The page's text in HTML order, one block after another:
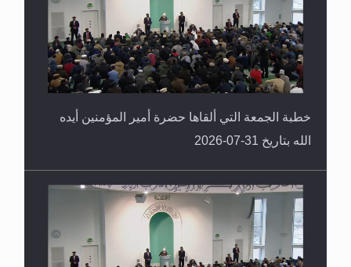
خطبة الجمعة التي ألقاها حضرة أمير المؤمنين أيده
الله بتاريخ 31-07-2026